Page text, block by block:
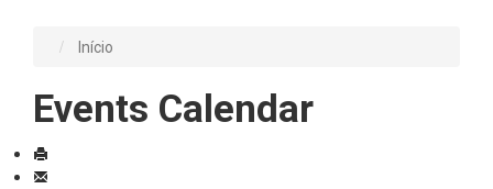
Início
Events Calendar